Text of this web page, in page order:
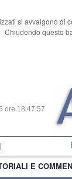
si avvalgono
Chiudendo questo
ore 18:47:57
|
E